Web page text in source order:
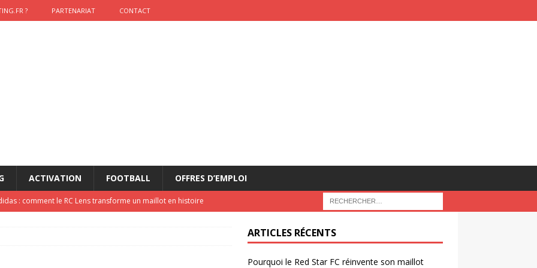
? PARTENARIAT CONTACT
ACTIVATION FOOTBALL OFFRES D’EMPLOI
: comment le RC Lens transforme un maillot en histoire
de Zinedine Zidane par adidas est de retour à
ARTICLES RÉCENTS
Pourquoi le Red Star FC réinvente son maillot